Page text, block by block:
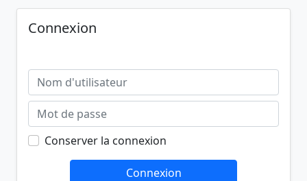
Connexion
Conserver la connexion
Connexion